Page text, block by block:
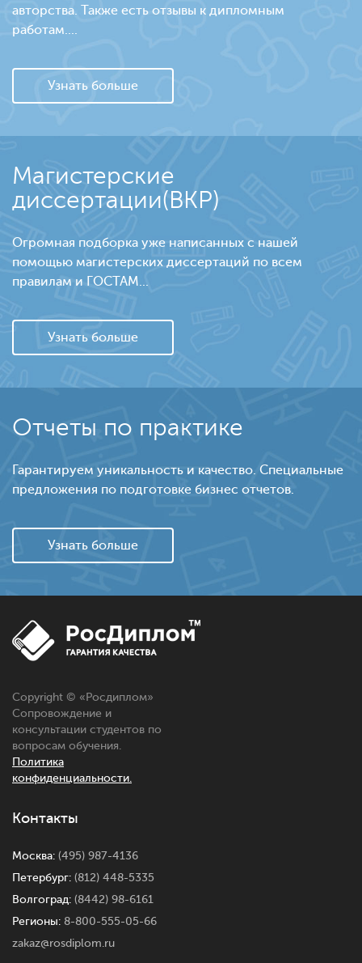
авторства. Также есть отзывы к дипломным
работам....
Узнать больше
Магистерские
диссертации(ВКР)
Огромная подборка уже написанных с нашей
помощью магистерских диссертаций по всем
правилам и ГОСТАМ...
Узнать больше
Отчеты по практике
Гарантируем уникальность и качество. Специальные
предложения по подготовке бизнес отчетов.
Узнать больше
Copyright © « Росдиплом»
Сопровождение и
консультации студентов по
вопросам обучения.
Политика
конфиденциальности.
Контакты
Москва: (495) 987-4136
Петербург: (812) 448-5335
Волгоград: (8442) 98-6161
Регионы: 8-800-555-05-66
zakaz@rosdiplom.ru